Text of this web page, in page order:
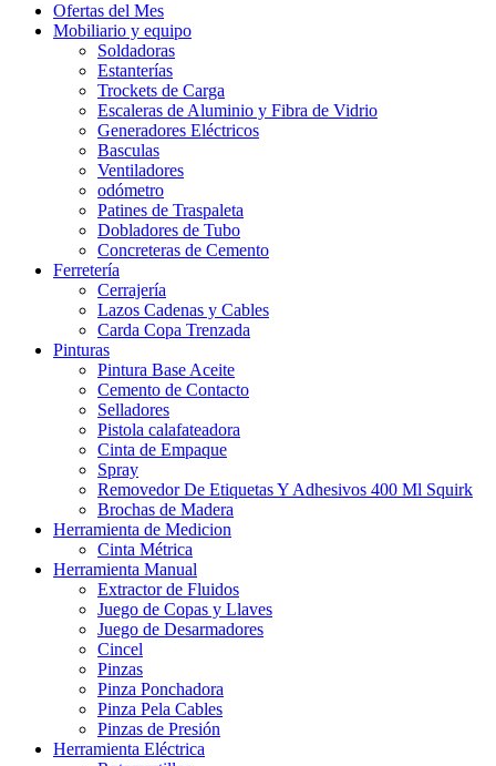
Ofertas del Mes
Mobiliario y equipo
Soldadoras
Estanterías
Trockets de Carga
Escaleras de Aluminio y Fibra de Vidrio
Generadores Eléctricos
Basculas
Ventiladores
odómetro
Patines de Traspaleta
Dobladores de Tubo
Concreteras de Cemento
Ferretería
Cerrajería
Lazos Cadenas y Cables
Carda Copa Trenzada
Pinturas
Pintura Base Aceite
Cemento de Contacto
Selladores
Pistola calafateadora
Cinta de Empaque
Spray
Removedor De Etiquetas Y Adhesivos 400 Ml Squirk
Brochas de Madera
Herramienta de Medicion
Cinta Métrica
Herramienta Manual
Extractor de Fluidos
Juego de Copas y Llaves
Juego de Desarmadores
Cincel
Pinzas
Pinza Ponchadora
Pinza Pela Cables
Pinzas de Presión
Herramienta Eléctrica